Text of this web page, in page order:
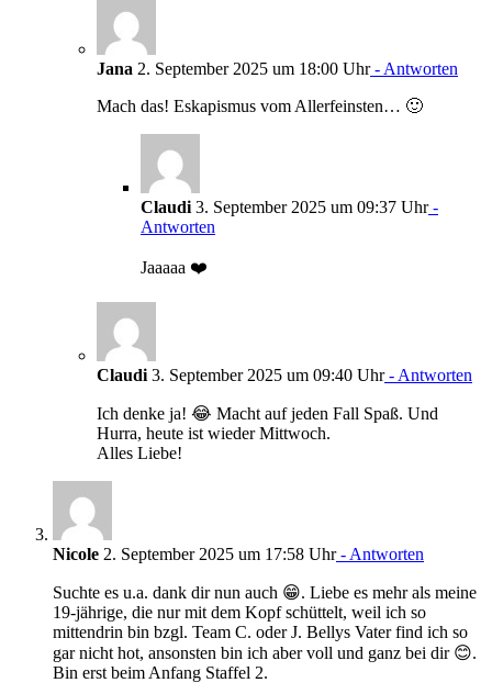
Jana 2. September 2025 um 18:00 Uhr- Antworten
Mach das! Eskapismus vom Allerfeinsten… 🙂
Claudi3. September 2025 um 09:37 Uhr-
Antworten
Jaaaaa ❤️
Claudi3. September 2025 um 09:40 Uhr- Antworten
Ich denke ja! 😂 Macht auf jeden Fall Spaß. Und
Hurra, heute ist wieder Mittwoch.
Alles Liebe!
Nicole 2. September 2025 um 17:58 Uhr- Antworten
Suchte es u.a. dank dir nun auch 😁. Liebe es mehr als meine
19-jährige, die nur mit dem Kopf schüttelt, weil ich so
mittendrin bin bzgl. Team C. oder J. Bellys Vater find ich so
gar nicht hot, ansonsten bin ich aber voll und ganz bei dir 😊.
Bin erst beim Anfang Staffel 2.